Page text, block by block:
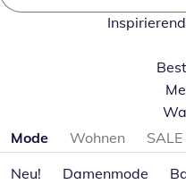
Produktkategorien
Mode Wohnen SALE
Neu!
Damenmode